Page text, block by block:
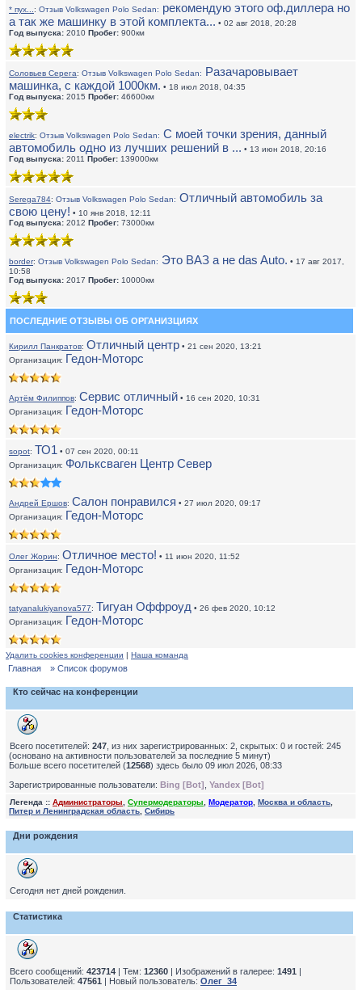
* пух... : Отзыв Volkswagen Polo Sedan: рекомендую этого оф.диллера но
а так же машинку в этой комплекта... • 02 авг 2018, 20:28
Год выпуска: 2010 Пробег: 900км
Соловьев Серега: Отзыв Volkswagen Polo Sedan: Разачаровывает
машинка, с каждой 1000км. • 18 июл 2018, 04:35
Год выпуска: 2015 Пробег: 46600км
electrik: Отзыв Volkswagen Polo Sedan: С моей точки зрения, данный
автомобиль одно из лучших решений в ... • 13 июн 2018, 20:16
Год выпуска: 2011 Пробег: 139000км
Serega784: Отзыв Volkswagen Polo Sedan: Отличный автомобиль за
свою цену! • 10 янв 2018, 12:11
Год выпуска: 2012 Пробег: 73000км
border: Отзыв Volkswagen Polo Sedan: Это ВАЗ а не das Auto. • 17 авг 2017,
10:58
Год выпуска: 2017 Пробег: 10000км
ПОСЛЕДНИЕ ОТЗЫВЫ ОБ ОРГАНИЗЦИЯХ
Кирилл Панкратов: Отличный центр • 21 сен 2020, 13:21
Организация: Гедон-Моторс
Артём Филиппов: Сервис отличный • 16 сен 2020, 10:31
Организация: Гедон-Моторс
sopot: ТО1 • 07 сен 2020, 00:11
Организация: Фольксваген Центр Север
Андрей Ершов: Салон понравился • 27 июл 2020, 09:17
Организация: Гедон-Моторс
Олег Жорин: Отличное место! • 11 июн 2020, 11:52
Организация: Гедон-Моторс
tatyanalukiyanova577: Тигуан Оффроуд • 26 фев 2020, 10:12
Организация: Гедон-Моторс
Удалить cookies конференции | Наша команда
Главная » Список форумов
Кто сейчас на конференции
Всего посетителей: 247 , из них зарегистрированных: 2, скрытых: 0 и гостей: 245
(основано на активности пользователей за последние 5 минут)
Больше всего посетителей (12568) здесь было 09 июл 2026, 08:33
Зарегистрированные пользователи: Bing [Bot] Yandex [Bot]
Легенда :: Администраторы Супермодераторы Модератор Москва и область
Питер и Ленинградская область Сибирь
Дни рождения
Сегодня нет дней рождения.
Статистика
Всего сообщений: 423714 | Тем: 12360 | Изображений в галерее: 1491 |
Пользователей: 47561 | Новый пользователь: Олег_34